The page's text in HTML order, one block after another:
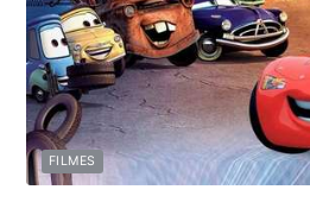
FILMES